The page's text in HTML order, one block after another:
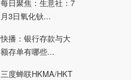
每日聚焦：生意社：7
月3日氧化钬...
快播：银行存款与大
额存单有哪些...
三度蝉联HKMA/HKT